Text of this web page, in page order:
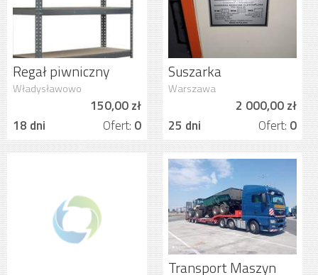
Regał piwniczny
nowy
Władysławowo
150,00 zł
18 dni
Ofert: 0
Suszarka
przemyslowa do
Warszawa
2 000,00 zł
25 dni
Ofert: 0
Transport Maszyn